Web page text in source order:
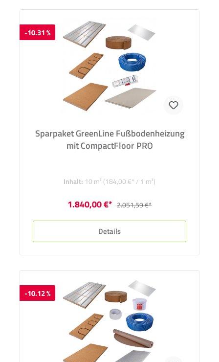
-10.31 %
Sparpaket GreenLine Fußbodenheizung
mit CompactFloor PRO
Inhalt: 10 m² (184,00 €* / 1 m²)
1.840,00 €* 2.051,59 €*
Details
-10.12 %